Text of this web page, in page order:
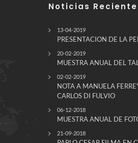
Noticias
13-04-2019
PRESENTACION DE LA
20-02-2019
MUESTRA ANUAL DEL
02-02-2019
NOTA A MANUELA
CARLOS DI FULVIO
06-12-2018
MUESTRA ANUAL DE
21-09-2018